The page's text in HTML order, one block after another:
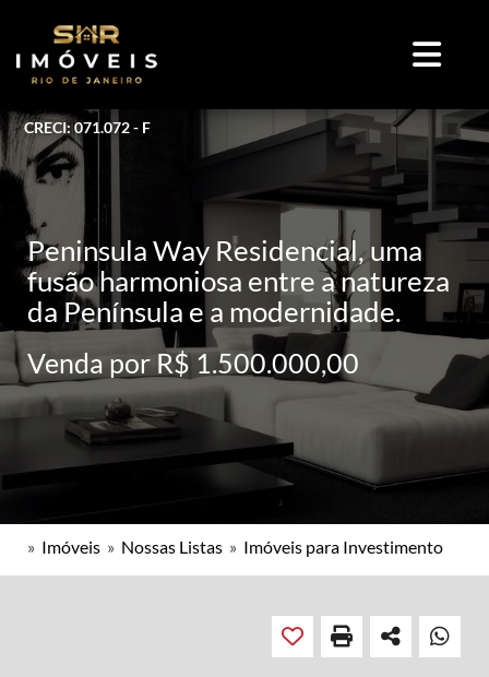
CRECI: 071.072 - F
Peninsula Way Residencial, uma
fusão harmoniosa entre a natureza
da Península e a modernidade.
Venda por R$ 1.500.000,00
» Imóveis » Nossas Listas » Imóveis para Investimento